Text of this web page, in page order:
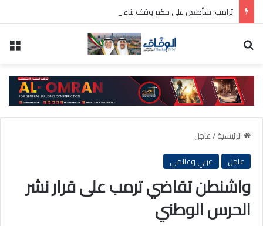
ترامب: سأطعن على حكم وقف بناء قاعة الاحتفالات بالبيت الأبيض
الرئيسية/عاجل
عاجل
عربي وعالمي
واشنطن تقاضي ترمب على قرار نشر
الحرس الوطني